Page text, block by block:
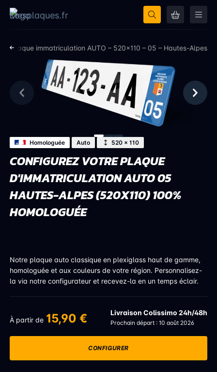
Plaque immatriculation AUTO – 520×110 – 05 – Hautes-Alpes
Homologuée Auto 520 × 110
CONFIGUREZ VOTRE PLAQUE
D'IMMATRICULATION AUTO 05
HAUTES-ALPES (520X110) 100%
HOMOLOGUÉE
Notre plaque auto classique en plexiglass haut de gamme,
homologuée et aux couleurs de votre région. Personnalisez-
la via notre configurateur et recevez-la en un temps éclair.
À partir de 15,90 € Livraison Colissimo 24h/48h
Prochain départ : 10 août 2026
CONFIGURER